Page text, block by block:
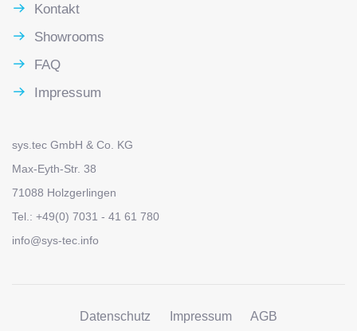
Kontakt
Showrooms
FAQ
Impressum
sys.tec GmbH & Co. KG
Max-Eyth-Str. 38
71088 Holzgerlingen
Tel.: +49(0) 7031 - 41 61 780
info@sys-tec.info
Datenschutz Impressum AGB